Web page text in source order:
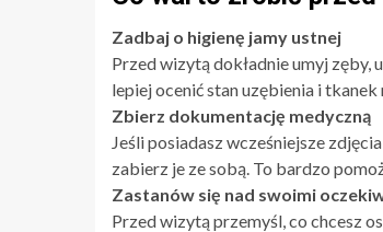
Zadbaj o higienę jamy ustnej
Przed wizytą dokładnie umyj zęby,
lepiej ocenić stan uzębienia i
Zbierz dokumentację medyczną
Jeśli posiadasz wcześniejsze
zabierz je ze sobą. To bardzo
Zastanów się nad swoimi
Przed wizytą przemyśl, co chcesz